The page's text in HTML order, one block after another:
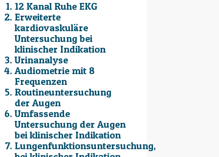
12 Kanal Ruhe EKG
Erweiterte
kardiovaskuläre
Untersuchung bei
klinischer Indikation
Urinanalyse
Audiometrie mit 8
Frequenzen
Routineuntersuchung
der Augen
Umfassende
Untersuchung der Augen
bei klinischer Indikation
Lungenfunktionsuntersuchung,